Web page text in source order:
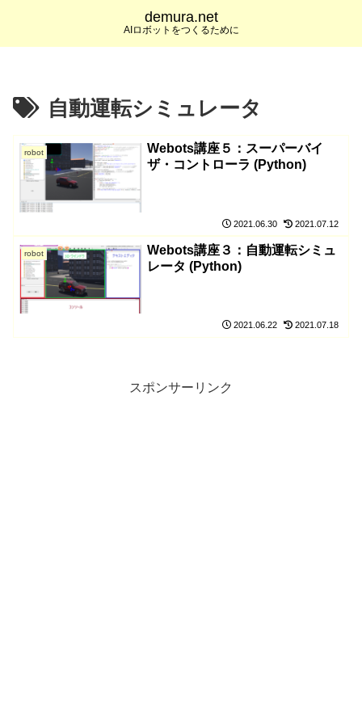
demura.net
AIロボットをつくるために
自動運転シミュレータ
robot
Webots講座５：スーパーバイ
ザ・コントローラ (Python)
2021.06.30 2021.07.12
robot
Webots講座３：自動運転シミュ
レータ (Python)
2021.06.22 2021.07.18
スポンサーリンク